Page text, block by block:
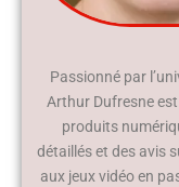
Passionné par
Arthur Dufresne
produits
détaillés et des avis
aux jeux vidéo en